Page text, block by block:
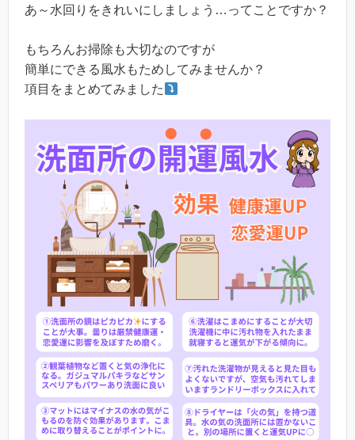
あ～水回りをきれいにしましょう…ってことですか？
もちろんお掃除も大切なのですが
簡単にできる風水もためしてみませんか？
項目をまとめてみました